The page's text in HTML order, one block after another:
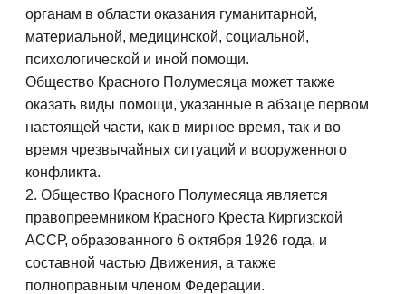
органам в области оказания гуманитарной,
материальной, медицинской, социальной,
психологической и иной помощи.
Общество Красного Полумесяца может также
оказать виды помощи, указанные в абзаце первом
настоящей части, как в мирное время, так и во
время чрезвычайных ситуаций и вооруженного
конфликта.
2. Общество Красного Полумесяца является
правопреемником Красного Креста Киргизской
АССР, образованного 6 октября 1926 года, и
составной частью Движения, а также
полноправным членом Федерации.